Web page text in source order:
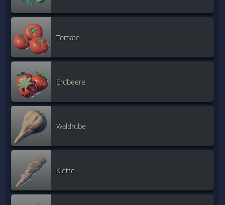
Tomate
Erdbeere
Waldrübe
Klette